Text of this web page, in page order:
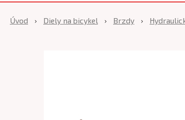
Úvod Diely na bicykel Brzdy